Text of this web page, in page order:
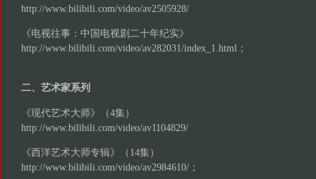
http://www.bilibili.com/video/av2505928/
《电视往事：中国电视剧二十年纪实》
http://www.bilibili.com/video/av282031/index_1.html ；
二、艺术家系列
《现代艺术大师》（4集）
http://www.bilibili.com/video/av1104829/
《西洋艺术大师专辑》（14集）
http://www.bilibili.com/video/av2984610/；